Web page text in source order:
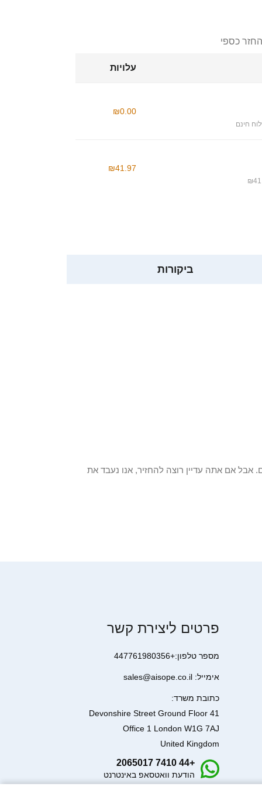
כספי
עלויות
חינם
₪0.00
₪41.97
ביקורות
פריט / ים. אבל אם אתה עדיין רוצה להחזיר, אנו נעבד את
פרטים ליצירת קשר
מספר טלפון:+447761980356
אימייל: sales@aisope.co.il
כתובת משרד:
41 Devonshire Street Ground Floor
Office 1 London W1G 7AJ
United Kingdom
+44 7410 2065017
הודעת וואטסאפ באינטרנט